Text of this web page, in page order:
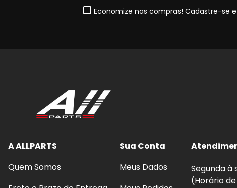
Economize nas compras! Cadastre-se
A ALLPARTS
Quem Somos
Sua Conta
Meus Dados
Segunda à
(Horário